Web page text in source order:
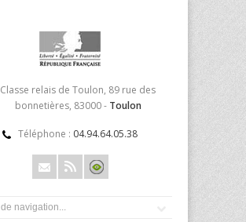
Classe relais de Toulon, 89 rue des
bonnetières, 83000 - Toulon
Téléphone : 04.94.64.05.38